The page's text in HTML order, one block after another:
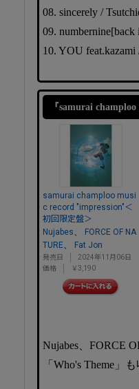
08. sincerely /
09.
10. YOU feat.kazami
『samurai
samurai champloo musi
c record "impression"＜
初回限定盤＞
Nujabes
FORCE OF NA
TURE
Fat Jon
発売日
2024年11月06日
価格
￥3,190
Nujabes、FORCE
「Who's Theme」も